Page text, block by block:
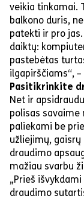
veikia tinkamai.
balkono duris,
patekti ir pro
daiktų:
pastebėtas
ilgapirščiams“,
Pasitikrinkite
Net ir
polisas savaime
paliekami be
užliejimų,
draudimo
mažiau svarbu
„Prieš
draudimo